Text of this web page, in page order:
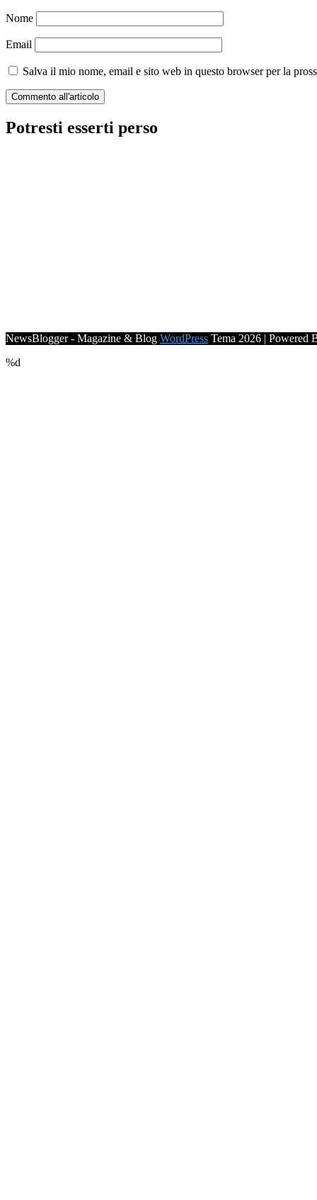
Nome
Email
Salva il mio nome, email e sito web in questo browser per la
Potresti esserti perso
NewsBlogger - Magazine & Blog WordPress Tema 2026 | Powered
%d